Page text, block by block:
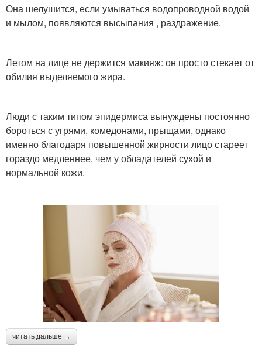
Она шелушится, если умываться водопроводной водой
и мылом, появляются высыпания , раздражение.
Летом на лице не держится макияж: он просто стекает от
обилия выделяемого жира.
Люди с таким типом эпидермиса вынуждены постоянно
бороться с угрями, комедонами, прыщами, однако
именно благодаря повышенной жирности лицо стареет
гораздо медленнее, чем у обладателей сухой и
нормальной кожи.
читать дальше →